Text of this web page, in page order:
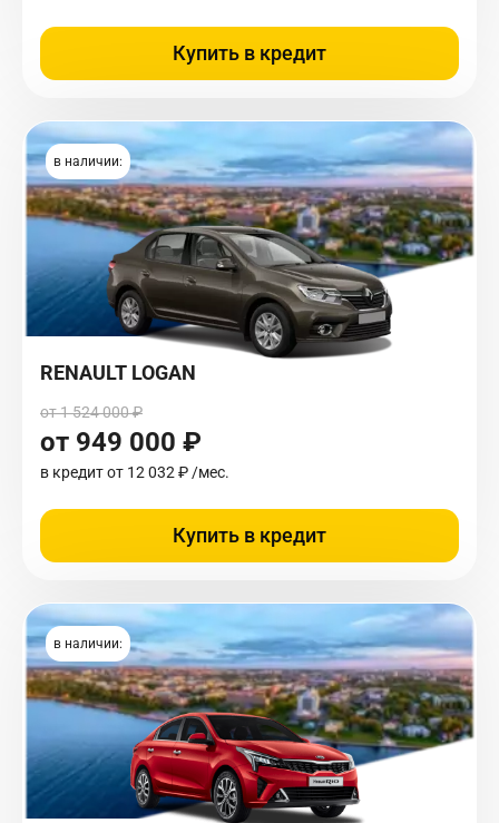
Купить в кредит
в наличии:
RENAULT LOGAN
от 1 524 000 ₽
от 949 000 ₽
в кредит от 12 032 ₽ /мес.
Купить в кредит
в наличии: